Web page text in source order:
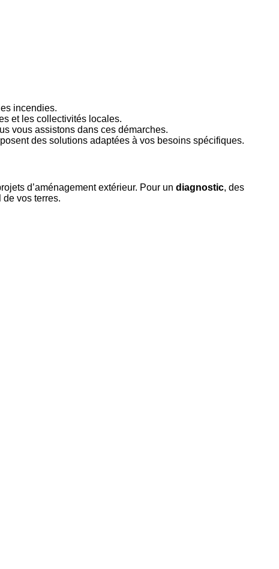
incendies.
et les collectivités locales.
vous assistons dans ces démarches.
des solutions adaptées à vos besoins spécifiques.
d’aménagement extérieur. Pour un diagnostic, des
vos terres.